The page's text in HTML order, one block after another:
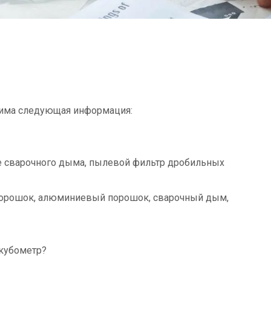
следующая информация:
сварочного дыма, пылевой фильтр дробильных
алюминиевый порошок, сварочный дым,